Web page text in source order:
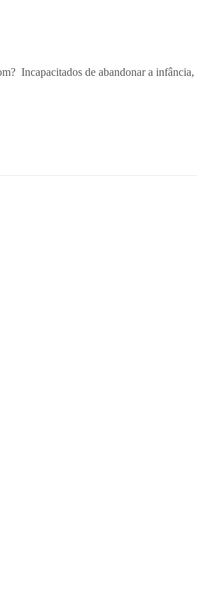
Incapacitados de abandonar a infância,